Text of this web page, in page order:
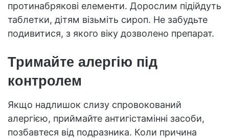
протинабрякові елементи. Дорослим підійдуть
таблетки, дітям візьміть сироп. Не забудьте
подивитися, з якого віку дозволено препарат.
Тримайте алергію під
контролем
Якщо надлишок слизу спровокований
алергією, приймайте антигістамінні засоби,
позбавтеся від подразника. Коли причина